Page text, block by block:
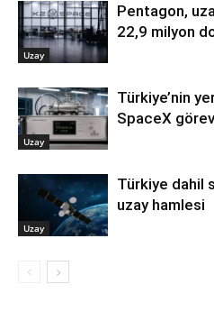
Uzay
Pentagon,
22,9 milyon
Uzay
Türkiye’nin
SpaceX
Uzay
Türkiye dahil
uzay hamlesi